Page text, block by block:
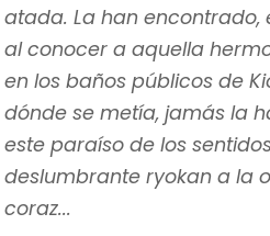
atada. La han encontrado,
al conocer a aquella
en los baños públicos de
dónde se metía, jamás la
este paraíso de los
deslumbrante ryokan a la
coraz...